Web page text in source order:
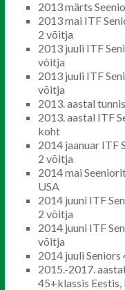
2013 märts
2013 mai ITF
2 võitja
2013 juuli ITF
võitja
2013 juuli ITF
võitja
2013. aastal
2013. aastal ITF
koht
2014 jaanuar ITF
2 võitja
2014 mai
USA
2014 juuni ITF
2 võitja
2014 juuni ITF
võitja
2014 juuli
2015.-2017.
45+klassis Eestis,